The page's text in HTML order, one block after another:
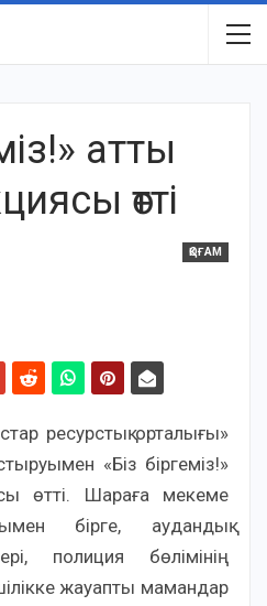
атты
өтті
ҚОҒАМ
ресурстық орталығы»
«Біз біргеміз!»
өтті. Шараға мекеме
бірге, аудандық
полиция бөлімінің
жауапты мамандар